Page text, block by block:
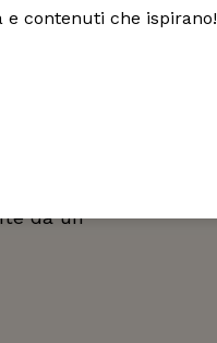
e
residuo, le
personali.
da un
e contenuti che ispirano!